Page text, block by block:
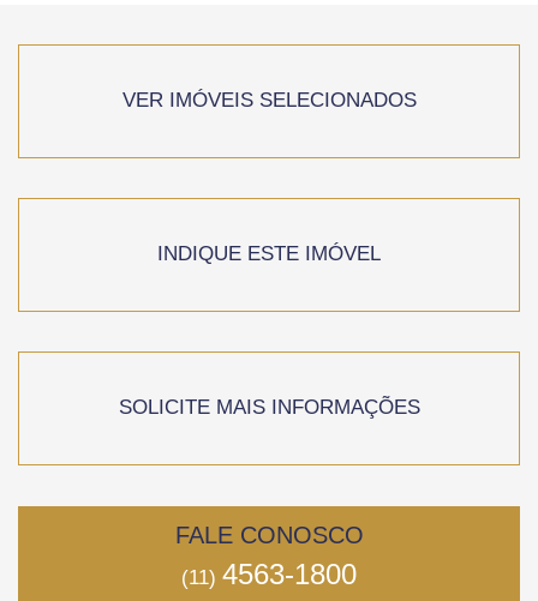
VER IMÓVEIS SELECIONADOS
INDIQUE ESTE IMÓVEL
SOLICITE MAIS INFORMAÇÕES
FALE CONOSCO
(11) 4563-1800